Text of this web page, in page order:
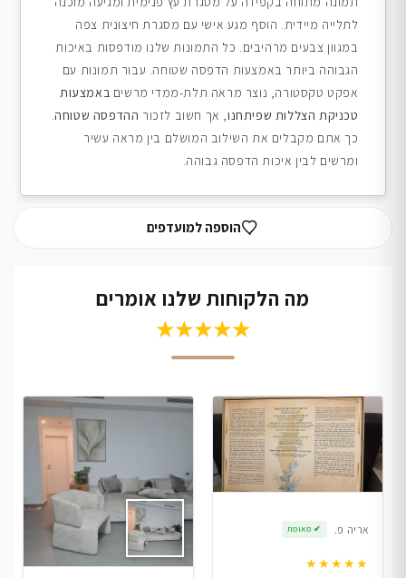
לתלייה מיידית. הוסף מגע אישי עם מסגרת חיצונית צפה
במגוון צבעים מרהיבים. כל התמונות שלנו מודפסות באיכות
הגבוהה ביותר באמצעות הדפסה שטוחה. עבור תמונות עם
אפקט טקסטורה, נוצר מראה תלת-ממדי מרשים באמצעות
טכניקת הצללות שפיתחנו, אך חשוב לזכור ההדפסה שטוחה.
כך אתם מקבלים את השילוב המושלם בין מראה עשיר
ומרשים לבין איכות הדפסה גבוהה.
הוספה למועדפים
מה הלקוחות שלנו אומרים
★★★★★
אריה פ. ✔ מאומת
★★★★★